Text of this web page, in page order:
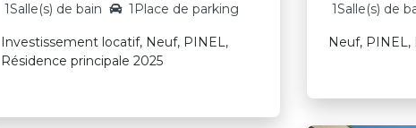
1Salle(s) de bain
1Place de parking
Investissement locatif, Neuf, PINEL,
Résidence principale 2025
1Salle(s) de
Neuf, PINEL,